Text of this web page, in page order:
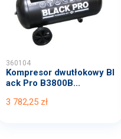
360104
Kompresor dwutłokowy Bl
ack Pro B3800B...
3 782,25 zł